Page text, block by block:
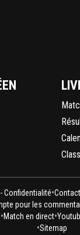
Confidentialité•
pour les
•Match en direct•
•Sitemap